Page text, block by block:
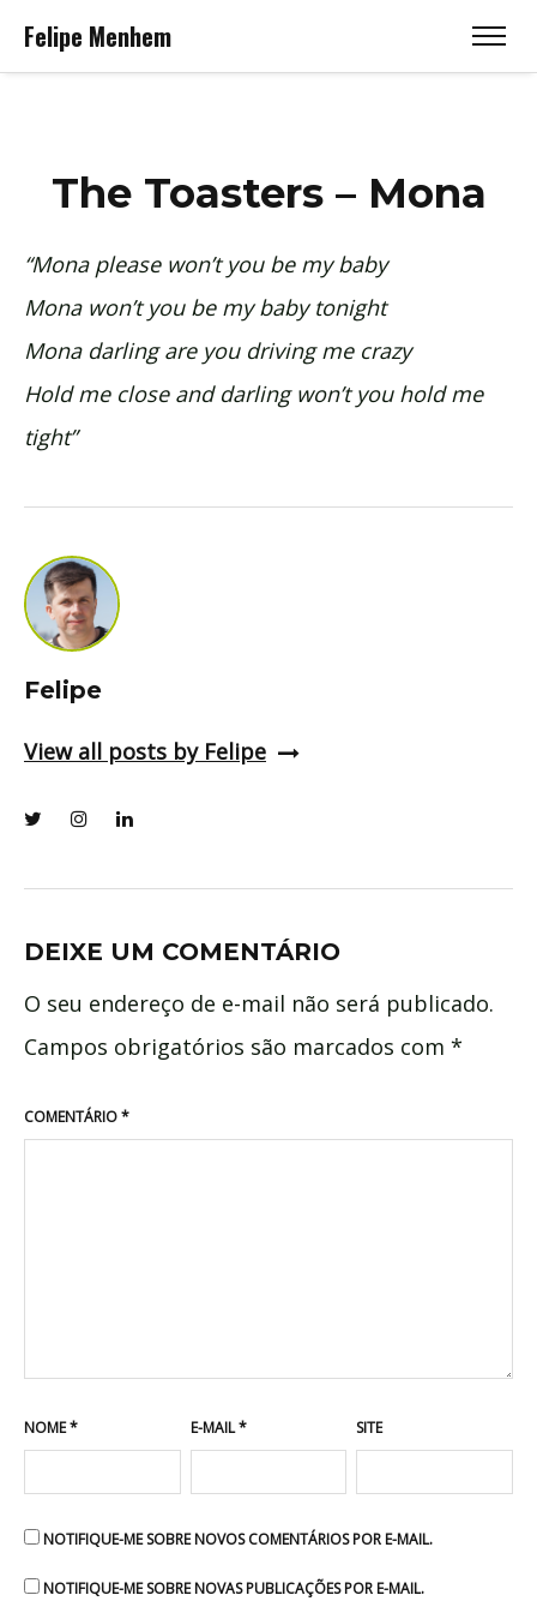
Felipe Menhem
The Toasters – Mona
“Mona please won’t you be my baby
Mona won’t you be my baby tonight
Mona darling are you driving me crazy
Hold me close and darling won’t you hold me
tight”
Felipe
View all posts by Felipe
DEIXE UM COMENTÁRIO
O seu endereço de e-mail não será publicado.
Campos obrigatórios são marcados com *
COMENTÁRIO*
NOME* E-MAIL* SITE
NOTIFIQUE-ME SOBRE NOVOS COMENTÁRIOS POR E-MAIL.
NOTIFIQUE-ME SOBRE NOVAS PUBLICAÇÕES POR E-MAIL.